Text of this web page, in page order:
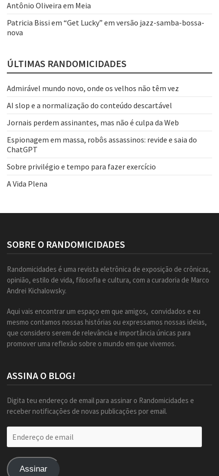
Antônio Oliveira em Meia
Patricia Bissi em “Get Lucky” em versão jazz-samba-bossa-
nova
ÚLTIMAS RANDOMICIDADES
Admirável mundo novo, onde os velhos não têm vez
AI slop e a normalização do conteúdo descartável
Jornais perdem assinantes, mas não é culpa da Web
Espionagem em massa, robôs assassinos: revide e saia do
ChatGPT
Sobre privilégio e tempo para fazer exercício
A Vida Plena
SOBRE O RANDOMICIDADES
Randomicidades é uma revista eletrônica de exposição de crônicas,
opinião, estilo de vida, filosofia e cultura, com a curadoria de Marco
Andrei Kichalowsky.
Aqui vais encontrar um espaço em que amigos, convidados e eu
mesmo contamos nossas histórias ou expressamos nossas ideias,
que considero serem de relevância e importância únicas para
promover uma reflexão sobre o mundo em que vivemos.
ASSINA O BLOG!
Digita teu endereço de email para assinar o Randomicidades e
receber notificações de novas publicações por email.
de
Assinar